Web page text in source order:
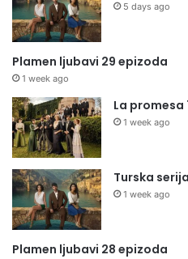
5 days ago
Plamen ljubavi 29 epizoda
1 week ago
La
1 week ago
Turska
1 week ago
Plamen ljubavi 28 epizoda